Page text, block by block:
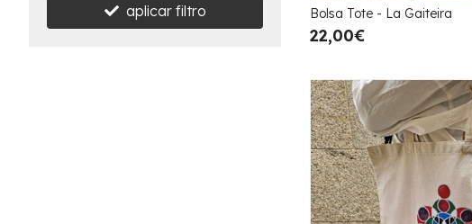
Bolsa Tote - La Gaiteira
22,00€
aplicar filtro